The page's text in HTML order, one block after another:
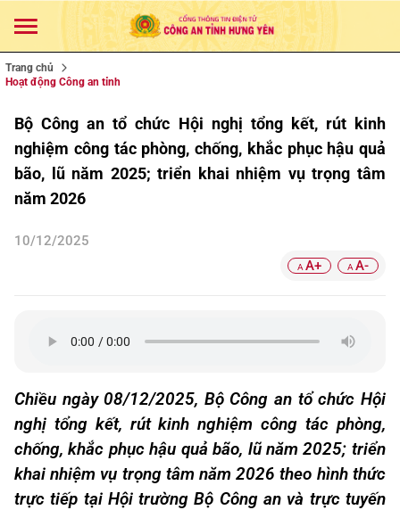
Trang chủ
Hoạt động Công an tỉnh
Bộ Công an tổ chức Hội nghị tổng kết, rút kinh
nghiệm công tác phòng, chống, khắc phục hậu quả
bão, lũ năm 2025; triển khai nhiệm vụ trọng tâm
năm 2026
10/12/2025
A A+ A A-
Chiều ngày 08/12/2025, Bộ Công an tổ chức Hội
nghị tổng kết, rút kinh nghiệm công tác phòng,
chống, khắc phục hậu quả bão, lũ năm 2025; triển
khai nhiệm vụ trọng tâm năm 2026 theo hình thức
trực tiếp tại Hội trường Bộ Công an và trực tuyến